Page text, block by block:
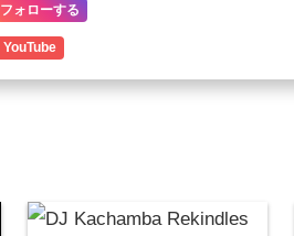
フォローする
YouTube